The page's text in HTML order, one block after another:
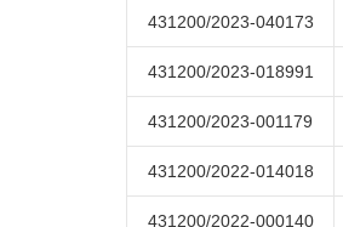
431200/2023-040173
431200/2023-018991
431200/2023-001179
431200/2022-014018
431200/2022-000140